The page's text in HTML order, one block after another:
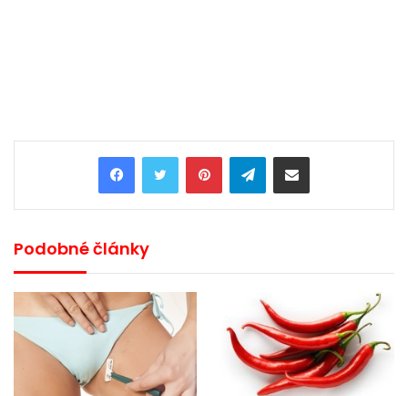
PinterestTelegramShare via Email
Podobné články